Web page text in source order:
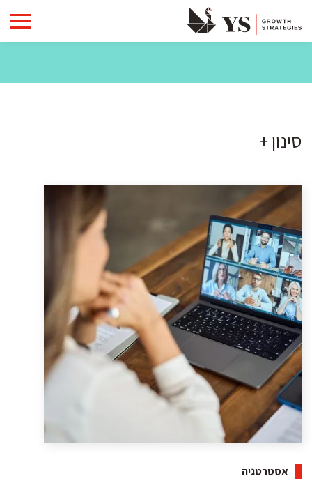
סינון
אסטרטגיה